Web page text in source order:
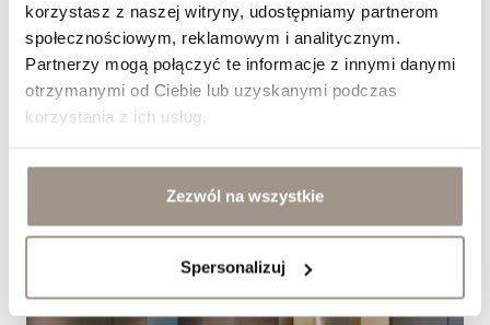
korzystasz z naszej witryny, udostępniamy partnerom
społecznościowym, reklamowym i analitycznym.
Partnerzy mogą połączyć te informacje z innymi danymi
otrzymanymi od Ciebie lub uzyskanymi podczas
korzystania z ich usług.
Zezwól na wszystkie
Spersonalizuj
Jak dobrać fronty meblowe do kuchni w stylu
modern classic?
&nbsp;